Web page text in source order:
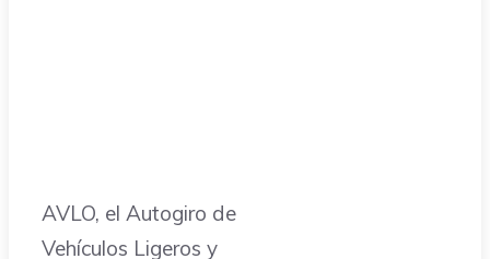
AVLO, el Autogiro de
Vehículos Ligeros y